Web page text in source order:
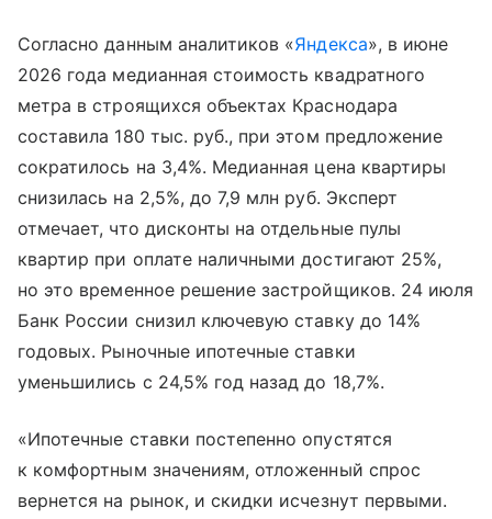
Согласно данным аналитиков «Яндекса», в июне
2026 года медианная стоимость квадратного
метра в строящихся объектах Краснодара
составила 180 тыс. руб., при этом предложение
сократилось на 3,4%. Медианная цена квартиры
снизилась на 2,5%, до 7,9 млн руб. Эксперт
отмечает, что дисконты на отдельные пулы
квартир при оплате наличными достигают 25%,
но это временное решение застройщиков. 24 июля
Банк России снизил ключевую ставку до 14%
годовых. Рыночные ипотечные ставки
уменьшились с 24,5% год назад до 18,7%.
«Ипотечные ставки постепенно опустятся
к комфортным значениям, отложенный спрос
вернется на рынок, и скидки исчезнут первыми.